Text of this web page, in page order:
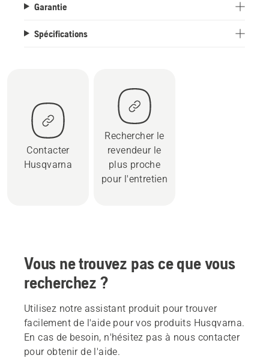
Garantie
Spécifications
Contacter
Husqvarna
Rechercher le
revendeur le
plus proche
pour l'entretien
Vous ne trouvez pas ce que vous
recherchez ?
Utilisez notre assistant produit pour trouver
facilement de l'aide pour vos produits Husqvarna.
En cas de besoin, n'hésitez pas à nous contacter
pour obtenir de l'aide.